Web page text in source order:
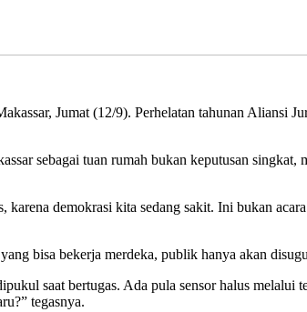
Jumat (12/9). Perhelatan tahunan Aliansi
sebagai tuan rumah bukan keputusan
demokrasi kita sedang sakit. Ini bukan
bisa bekerja merdeka, publik hanya akan
saat bertugas. Ada pula sensor halus
tegasnya.